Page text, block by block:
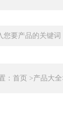
您要产品的关键词
： 首页 >产品大全